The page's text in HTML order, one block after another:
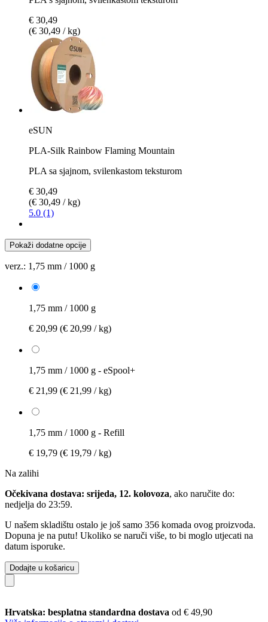
€ 30,49
(€ 30,49 / kg)
eSUN
PLA-Silk Rainbow Flaming Mountain
PLA sa sjajnom, svilenkastom teksturom
€ 30,49
(€ 30,49 / kg)
5.0 (1)
Pokaži dodatne opcije
verz.: 1,75 mm / 1000 g
1,75 mm / 1000 g
€ 20,99 (€ 20,99 / kg)
1,75 mm / 1000 g - eSpool+
€ 21,99 (€ 21,99 / kg)
1,75 mm / 1000 g - Refill
€ 19,79 (€ 19,79 / kg)
Na zalihi
Očekivana dostava: srijeda, 12. kolovoza, ako naručite do:
nedjelja do 23:59.
U našem skladištu ostalo je još samo 356 komada ovog proizvoda.
Dopuna je na putu! Ukoliko se naruči više, to bi moglo utjecati na
datum isporuke.
Dodajte u košaricu
Hrvatska: besplatna standardna dostava od € 49,90